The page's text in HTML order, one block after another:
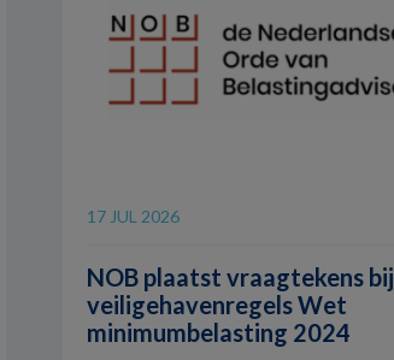
17 JUL 2026
NOB plaatst vraagtekens bij
veiligehavenregels Wet
minimumbelasting 2024